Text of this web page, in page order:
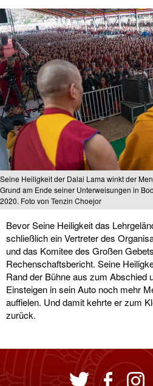
Seine Heiligkeit der Dalai Lama winkt der
Grund am Ende seiner Unterweisungen in
2020. Foto von Tenzin Choejor
Bevor Seine Heiligkeit das
schließlich ein Vertreter des
und das Komitee des Großen
Rechenschaftsbericht. Seine
Rand der Bühne aus zum Abschied
Einsteigen in sein Auto noch mehr
auffielen. Und damit kehrte er zum
zurück.